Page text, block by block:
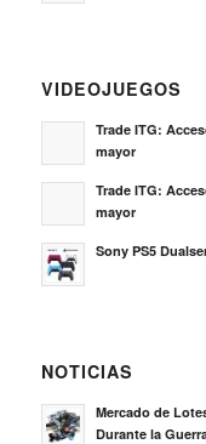
VIDEOJUEGOS
Trade ITG:
mayor
Trade ITG:
mayor
Sony PS5
NOTICIAS
Mercado de
Durante la